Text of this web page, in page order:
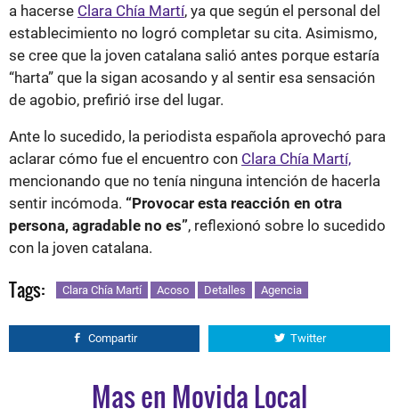
a hacerse Clara Chía Martí, ya que según el personal del
establecimiento no logró completar su cita. Asimismo,
se cree que la joven catalana salió antes porque estaría
“harta” que la sigan acosando y al sentir esa sensación
de agobio, prefirió irse del lugar.
Ante lo sucedido, la periodista española aprovechó para
aclarar cómo fue el encuentro con Clara Chía Martí,
mencionando que no tenía ninguna intención de hacerla
sentir incómoda. “Provocar esta reacción en otra
persona, agradable no es”, reflexionó sobre lo sucedido
con la joven catalana.
Tags: Clara Chía Martí Acoso Detalles Agencia
Compartir Twitter
Mas en Movida Local